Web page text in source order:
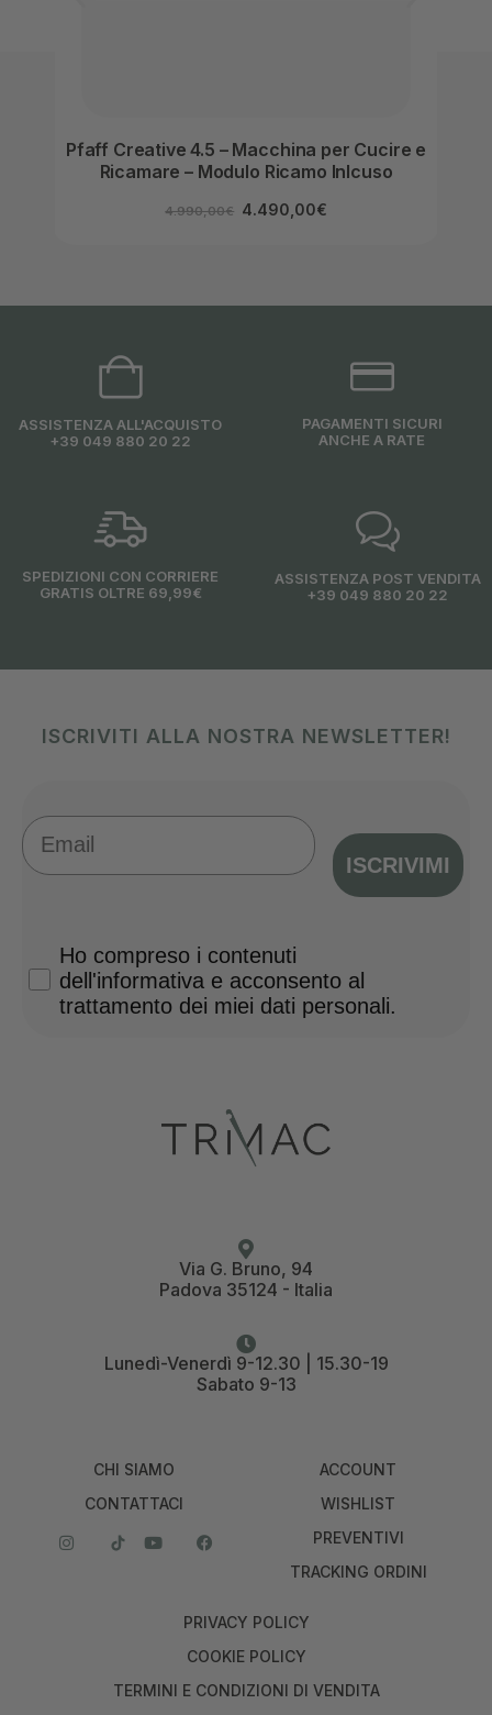
Pfaff Creative 4.5 – Macchina per Cucire e
Ricamare – Modulo Ricamo Inlcuso
4.990,00€ 4.490,00€
ASSISTENZA ALL'ACQUISTO
+39 049 880 20 22
PAGAMENTI SICURI
ANCHE A RATE
SPEDIZIONI CON CORRIERE
GRATIS OLTRE 69,99€
ASSISTENZA POST VENDITA
+39 049 880 20 22
ISCRIVITI ALLA NOSTRA NEWSLETTER!
Email
ISCRIVIMI
Privacy Policy
Ho compreso i contenuti
dell'informativa e acconsento al
trattamento dei miei dati personali.
Via G. Bruno, 94
Padova 35124 - Italia
Lunedì-Venerdì 9-12.30 | 15.30-19
Sabato 9-13
CHI SIAMO
CONTATTACI
ACCOUNT
WISHLIST
PREVENTIVI
TRACKING ORDINI
PRIVACY POLICY
COOKIE POLICY
TERMINI E CONDIZIONI DI VENDITA